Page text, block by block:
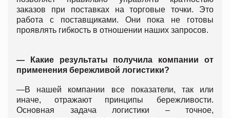
заказов при поставках на торговые точки. Это
работа с поставщиками. Они пока не готовы
проявлять гибкость в отношении наших запросов.
— Какие результаты получила компании от
применения бережливой логистики?
—В нашей компании все показатели, так или
иначе, отражают принципы бережливости.
Основная задача логистики – точное,